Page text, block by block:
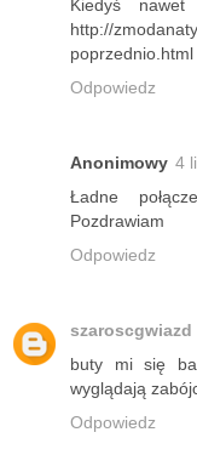
Kiedyś
http://
Odpowiedz
Anonimowy 4
Ładne
Pozdrawiam
Odpowiedz
szaroscgwiazd
buty mi się
wyglądają
Odpowiedz